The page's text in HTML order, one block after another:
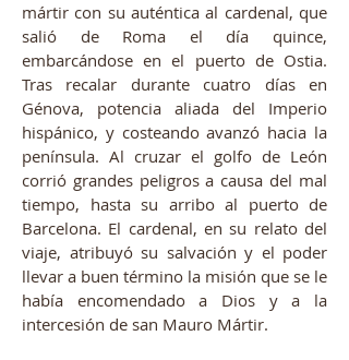
mártir con su auténtica al cardenal, que
salió de Roma el día quince,
embarcándose en el puerto de Ostia.
Tras recalar durante cuatro días en
Génova, potencia aliada del Imperio
hispánico, y costeando avanzó hacia la
península. Al cruzar el golfo de León
corrió grandes peligros a causa del mal
tiempo, hasta su arribo al puerto de
Barcelona. El cardenal, en su relato del
viaje, atribuyó su salvación y el poder
llevar a buen término la misión que se le
había encomendado a Dios y a la
intercesión de san Mauro Mártir.